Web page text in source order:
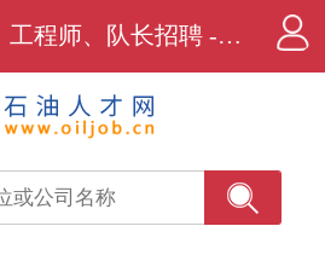
地面队主操、工程师、队长招聘 - 廊坊开发区近海油田服务有限公司 - 石油人才网